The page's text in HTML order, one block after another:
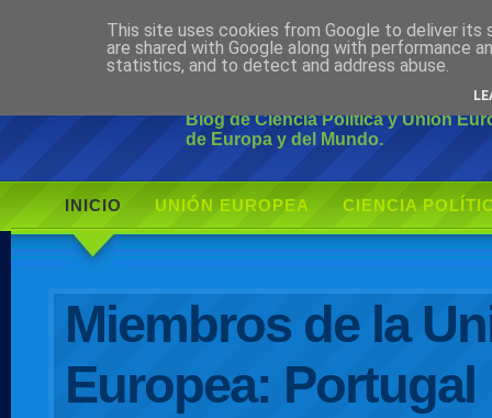
Ciudadano
Blog de Ciencia Política y Unión
de Europa y del Mundo.
INICIO UNIÓN EUROPEA CIENCIA
Miembros de la
Europea: Portugal
This site uses cookies from Google to deliver its
are shared with Google along with performance
statistics, and to detect and address abuse.